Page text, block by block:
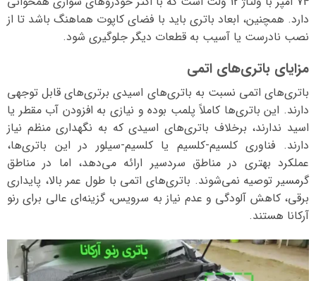
دارد. همچنین، ابعاد باتری باید با فضای کاپوت هماهنگ باشد تا از
نصب نادرست یا آسیب به قطعات دیگر جلوگیری شود.
مزایای باتری‌های اتمی
باتری‌های اتمی نسبت به باتری‌های اسیدی برتری‌های قابل توجهی
دارند. این باتری‌ها کاملاً پلمب بوده و نیازی به افزودن آب مقطر یا
اسید ندارند، برخلاف باتری‌های اسیدی که به نگهداری منظم نیاز
دارند. فناوری کلسیم-کلسیم یا کلسیم-سیلور در این باتری‌ها،
عملکرد بهتری در مناطق سردسیر ارائه می‌دهد، اما در مناطق
گرمسیر توصیه نمی‌شوند. باتری‌های اتمی با طول عمر بالا، پایداری
برقی، کاهش آلودگی و عدم نیاز به سرویس، گزینه‌ای عالی برای رنو
آرکانا هستند.